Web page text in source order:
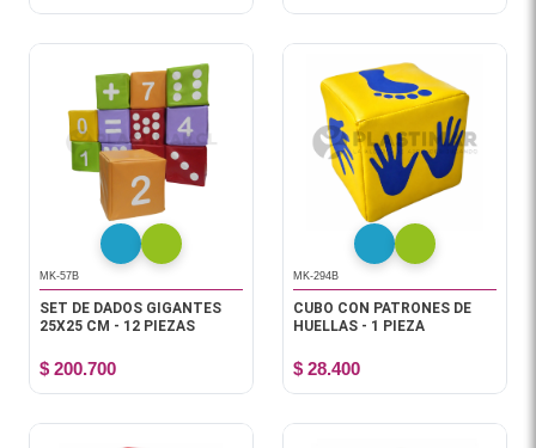
MK-57B
SET DE DADOS GIGANTES
25X25 CM - 12 PIEZAS
$ 200.700
MK-294B
CUBO CON PATRONES DE
HUELLAS - 1 PIEZA
$ 28.400